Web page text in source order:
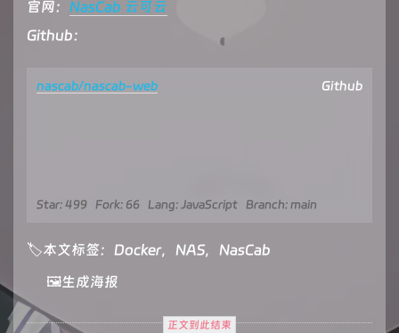
官网： NasCab 云可云
Github：
nascab/nascab-web Github
Star: 499 Fork: 66 Lang: JavaScript Branch: main
🏷本文标签： Docker，️ NAS，️ NasCab
🖼️生成海报
正文到此结束